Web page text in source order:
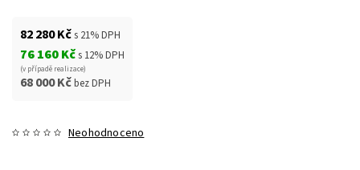
82 280 Kčs 21% DPH
76 160 Kčs 12% DPH
(v případě realizace)
68 000 Kčbez DPH
Neohodnoceno